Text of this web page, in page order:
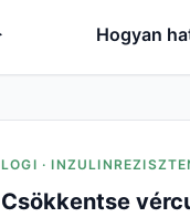
Hogyan
LOGI ·
Csökkentse